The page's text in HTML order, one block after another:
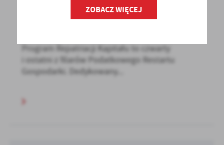
Program Repatriacji Kapitału to czwarty
i ostatni z filarów Podatkowego Restartu
Gospodarki. Dedykowany...
ZOBACZ WIĘCEJ